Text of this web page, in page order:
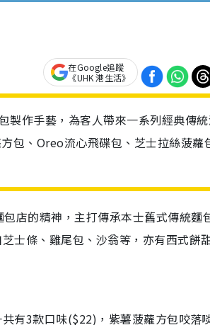
在Google追蹤
《UHK 港生活》
製作手藝，為客人帶來一系列經典傳
包、Oreo流心飛碟包、芝士拉絲菠蘿
店的精神，主打傳承本士舊式傳統麵
士條、雞尾包、沙翁等，亦有西式餅
有3款口味($22) ，紫薯菠蘿方包咬落